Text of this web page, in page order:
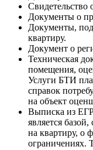
Свидетельство
Документы о
Документы,
квартиру.
Документ о
Техническая
помещения,
Услуги БТИ
справок
на объект
Выписка из
является
на квартиру, о
ограничениях.